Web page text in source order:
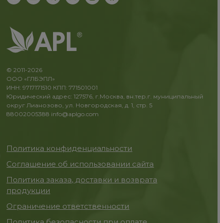
© 2011-2026
ООО «ГЛБЭПЛ»
ИНН: 9717171510 КПП: 771501001
Юридический адрес: 127576, г.Москва, вн.тер.г. муниципальный
округ Лианозово, ул. Новгородская, д. 1, стр. 5
88002005388 info@aplgo.com
Политика конфиденциальности
Соглашение об использовании сайта
Политика заказа, доставки и возврата
продукции
Ограничение ответственности